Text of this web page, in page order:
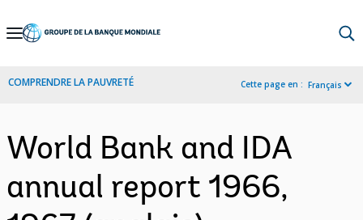
Skip
Navigation
COMPRENDRE LA PAUVRETÉ Cette page en : Français
World Bank and IDA
annual report 1966,